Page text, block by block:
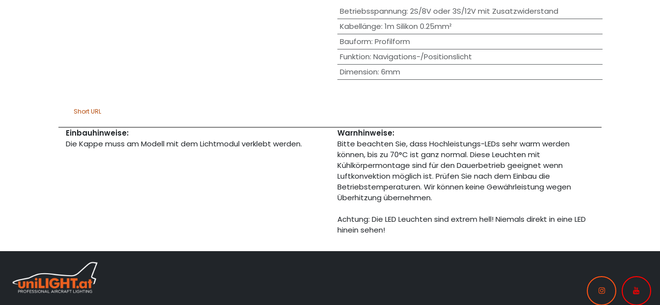
Betriebsspannung: 2S/8V oder 3S/12V mit Zusatzwiderstand
Kabellänge: 1m Silikon 0.25mm²
Bauform: Profilform
Funktion: Navigations-/Positionslicht
Dimension: 6mm
Short URL
Einbauhinweise:
Die Kappe muss am Modell mit dem Lichtmodul verklebt werden.
Warnhinweise:
Bitte beachten Sie, dass Hochleistungs-LEDs sehr warm werden
können, bis zu 70°C ist ganz normal. Diese Leuchten mit
Kühlkörpermontage sind für den Dauerbetrieb geeignet wenn
Luftkonvektion möglich ist. Prüfen Sie nach dem Einbau die
Betriebstemperaturen. Wir können keine Gewährleistung wegen
Überhitzung übernehmen.
Achtung: Die LED Leuchten sind extrem hell! Niemals direkt in eine LED
hinein sehen!